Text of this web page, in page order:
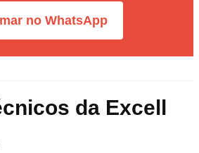
no WhatsApp
da Excell